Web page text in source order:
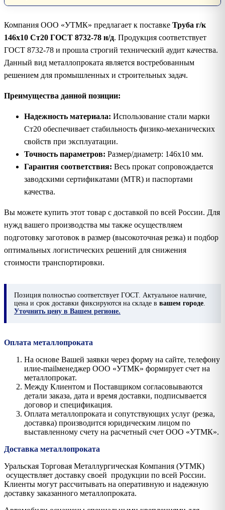
Компания ООО «УТМК» предлагает к поставке Труба г/к
146х10 Ст20 ГОСТ 8732-78 н/д. Продукция соответствует
ГОСТ 8732-78 и прошла строгий технический аудит качества.
Данный вид металлопроката является востребованным
решением для промышленных и строительных задач.
Преимущества данной позиции:
Надежность материала: Использование стали марки
Ст20 обеспечивает стабильность физико-механических
свойств при эксплуатации.
Точность параметров: Размер/диаметр: 146х10 мм.
Гарантия соответствия: Весь прокат сопровождается
заводскими сертификатами (MTR) и паспортами
качества.
Вы можете купить этот товар с доставкой по всей России. Для
нужд вашего производства мы также осуществляем
подготовку заготовок в размер (высокоточная резка) и подбор
оптимальных логистических решений для снижения
стоимости транспортировки.
Позиция полностью соответствует ГОСТ. Актуальное наличие,
цена и срок доставки фиксируются на складе в вашем городе
Уточнить цену в Вашем регионе.
Оплата металлопроката
На основе Вашей заявки через форму на сайте, телефону
илиe-mailменеджер ООО «УТМК» формирует счет на
металлопрокат.
Между Клиентом и Поставщиком согласовываются
детали заказа, дата и время доставки, подписывается
договор и спецификация.
Оплата металлопроката и сопутствующих услуг (резка,
доставка) производится юридическим лицом по
выставленному счету на расчетный счет ООО «УТМК».
Доставка металлопроката
Уральская Торговая Металлургическая Компания (УТМК)
осуществляет доставку своей продукции по всей России.
Клиенты могут рассчитывать на оперативную и надежную
доставку заказанного металлопроката.